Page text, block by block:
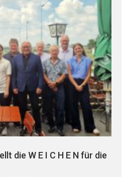
die W E I C H E N für die